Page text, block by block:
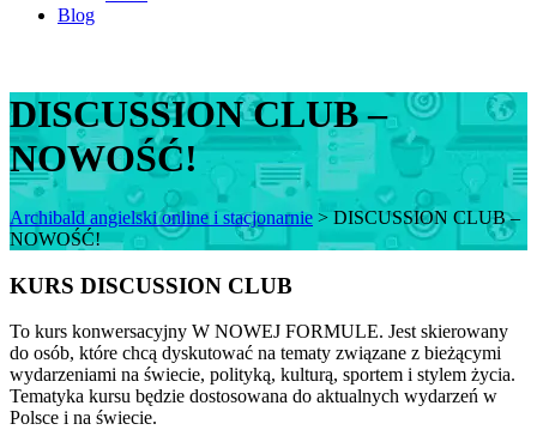
Blog
DISCUSSION CLUB –
NOWOŚĆ!
Archibald angielski online i stacjonarnie >DISCUSSION CLUB –
NOWOŚĆ!
KURS DISCUSSION CLUB
To kurs konwersacyjny W NOWEJ FORMULE. Jest skierowany
do osób, które chcą dyskutować na tematy związane z bieżącymi
wydarzeniami na świecie, polityką, kulturą, sportem i stylem życia.
Tematyka kursu będzie dostosowana do aktualnych wydarzeń w
Polsce i na świecie.